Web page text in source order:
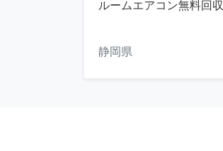
ルームエアコン無料回収
静岡県